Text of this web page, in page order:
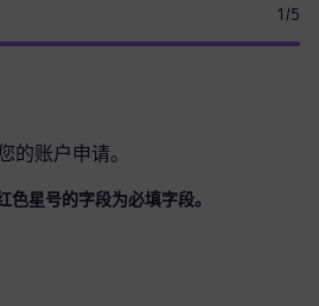
1 /5
的账户 申请。
色星号的字段为必填字段。